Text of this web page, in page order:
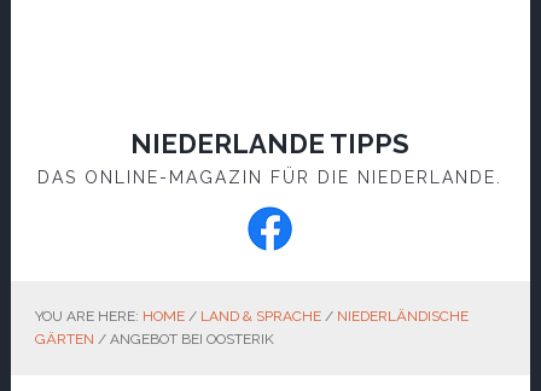
NIEDERLANDE TIPPS
DAS ONLINE-MAGAZIN FÜR DIE NIEDERLANDE.
YOU ARE HERE: HOME / LAND & SPRACHE / NIEDERLÄNDISCHE
GÄRTEN /ANGEBOT BEI OOSTERIK